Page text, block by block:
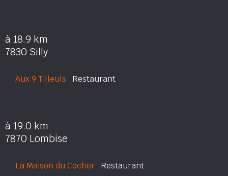
à 18.9 km
7830 Silly
Aux 9 Tilleuls Restaurant
à 19.0 km
7870 Lombise
La Maison du Cocher Restaurant